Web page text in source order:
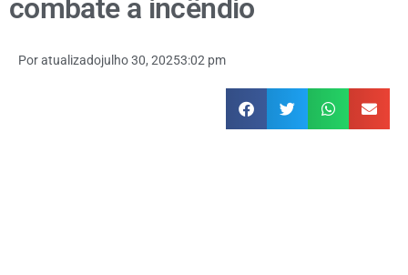
combate a incêndio
Poratualizadojulho 30, 20253:02 pm